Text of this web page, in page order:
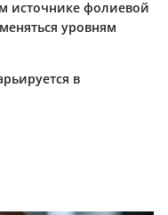
источнике фолиевой
уровням
в